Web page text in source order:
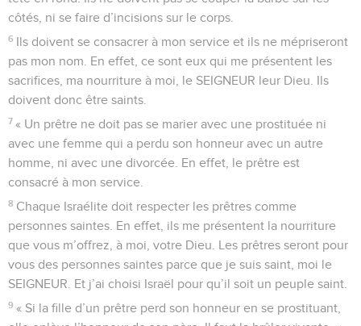
côtés, ni se faire d’incisions sur le corps.
6 Ils doivent se consacrer à mon service et ils ne mépriseront
pas mon nom. En effet, ce sont eux qui me présentent les
sacrifices, ma nourriture à moi, le SEIGNEUR leur Dieu. Ils
doivent donc être saints.
7 « Un prêtre ne doit pas se marier avec une prostituée ni
avec une femme qui a perdu son honneur avec un autre
homme, ni avec une divorcée. En effet, le prêtre est
consacré à mon service.
8 Chaque Israélite doit respecter les prêtres comme
personnes saintes. En effet, ils me présentent la nourriture
que vous m’offrez, à moi, votre Dieu. Les prêtres seront pour
vous des personnes saintes parce que je suis saint, moi le
SEIGNEUR. Et j’ai choisi Israël pour qu’il soit un peuple saint.
9 « Si la fille d’un prêtre perd son honneur en se prostituant,